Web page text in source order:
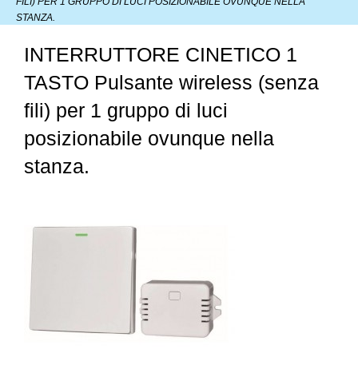
STANZA.
INTERRUTTORE CINETICO 1
TASTO Pulsante wireless (senza
fili) per 1 gruppo di luci
posizionabile ovunque nella
stanza.